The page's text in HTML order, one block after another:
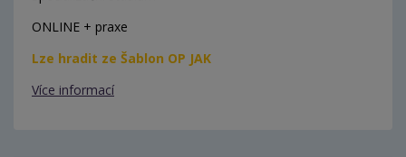
ONLINE + praxe
Lze hradit ze Šablon OP JAK
Více informací